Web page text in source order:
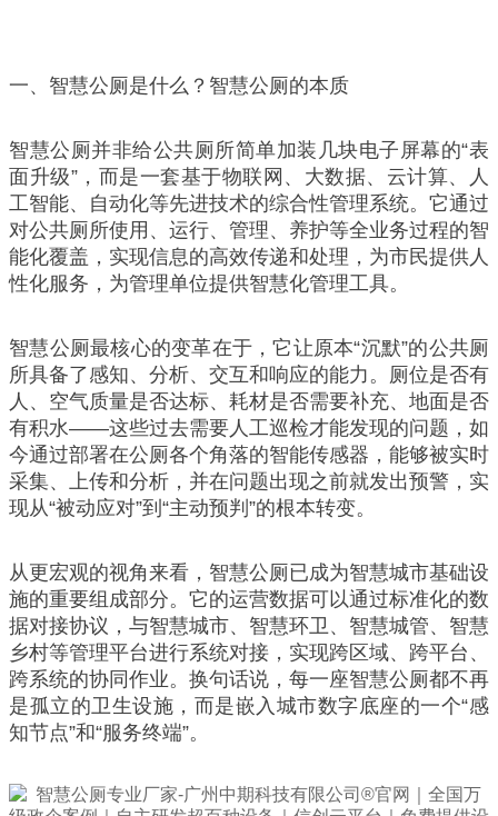
一、智慧公厕是什么？智慧公厕的本质
智慧公厕并非给公共厕所简单加装几块电子屏幕的“表
面升级”，而是一套基于物联网、大数据、云计算、人
工智能、自动化等先进技术的综合性管理系统。它通过
对公共厕所使用、运行、管理、养护等全业务过程的智
能化覆盖，实现信息的高效传递和处理，为市民提供人
性化服务，为管理单位提供智慧化管理工具。
智慧公厕最核心的变革在于，它让原本“沉默”的公共厕
所具备了感知、分析、交互和响应的能力。厕位是否有
人、空气质量是否达标、耗材是否需要补充、地面是否
有积水——这些过去需要人工巡检才能发现的问题，如
今通过部署在公厕各个角落的智能传感器，能够被实时
采集、上传和分析，并在问题出现之前就发出预警，实
现从“被动应对”到“主动预判”的根本转变。
从更宏观的视角来看，智慧公厕已成为智慧城市基础设
施的重要组成部分。它的运营数据可以通过标准化的数
据对接协议，与智慧城市、智慧环卫、智慧城管、智慧
乡村等管理平台进行系统对接，实现跨区域、跨平台、
跨系统的协同作业。换句话说，每一座智慧公厕都不再
是孤立的卫生设施，而是嵌入城市数字底座的一个“感
知节点”和“服务终端”。